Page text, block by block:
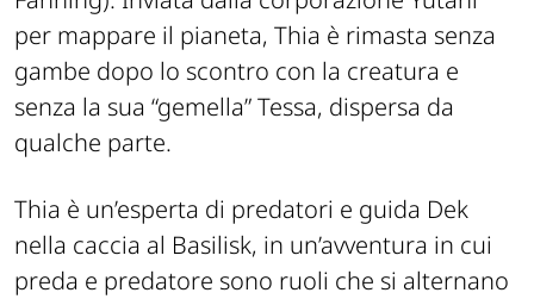
per mappare il pianeta, Thia è rimasta senza
gambe dopo lo scontro con la creatura e
senza la sua “gemella” Tessa, dispersa da
qualche parte.
Thia è un’esperta di predatori e guida Dek
nella caccia al Basilisk, in un’avventura in cui
preda e predatore sono ruoli che si alternano